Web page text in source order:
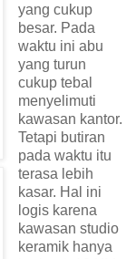
yang cukup
besar. Pada
waktu ini abu
yang turun
cukup tebal
menyelimuti
kawasan kantor.
Tetapi butiran
pada waktu itu
terasa lebih
kasar. Hal ini
logis karena
kawasan studio
keramik hanya